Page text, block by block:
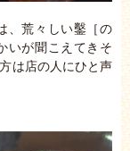
、荒々しい鑿［の
いが聞こえてきそ
は店の人にひと声